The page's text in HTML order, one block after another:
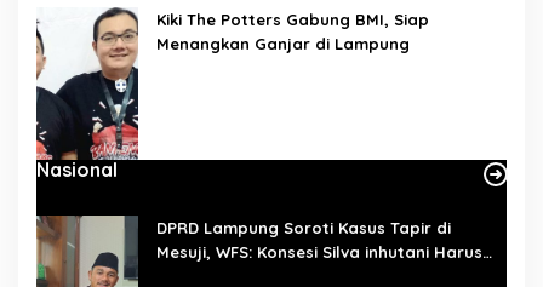
Kiki The Potters Gabung BMI, Siap
Menangkan Ganjar di Lampung
Nasional
DPRD Lampung Soroti Kasus Tapir di
Mesuji, WFS: Konsesi Silva inhutani Harus